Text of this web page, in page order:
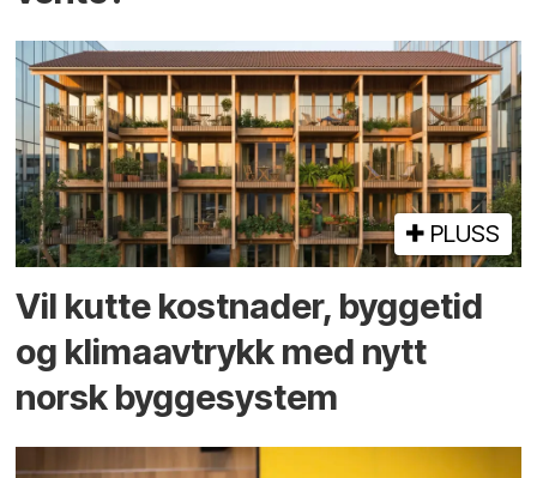
PLUSS
Vil kutte kostnader, byggetid
og klima­avtrykk med nytt
norsk bygge­system